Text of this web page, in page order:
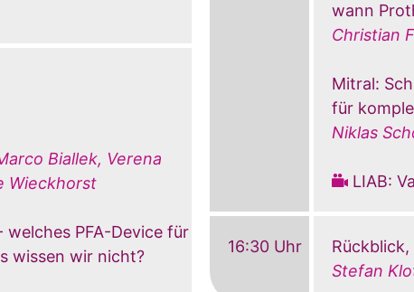
Biallek, Verena
Wieckhorst
PFA-Device für
wissen wir nicht?
wann
Christian
Mitral:
für
Niklas
LIAB:
16:30 Uhr
Stefan